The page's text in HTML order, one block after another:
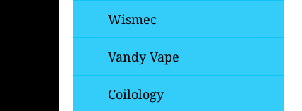
Wismec
Vandy Vape
Coilology